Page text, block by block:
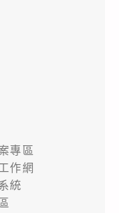
專區
作網
統